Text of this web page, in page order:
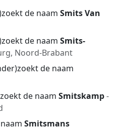
de naam Smits Van
de naam Smits-
Noord-Brabant
de naam
de naam Smitskamp-
Smitsmans